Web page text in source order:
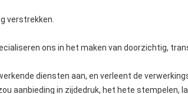
verstrekken.
ons in het maken van doorzichtig,
diensten aan, en verleent de
aanbieding in zijdedruk, het hete stempelen,